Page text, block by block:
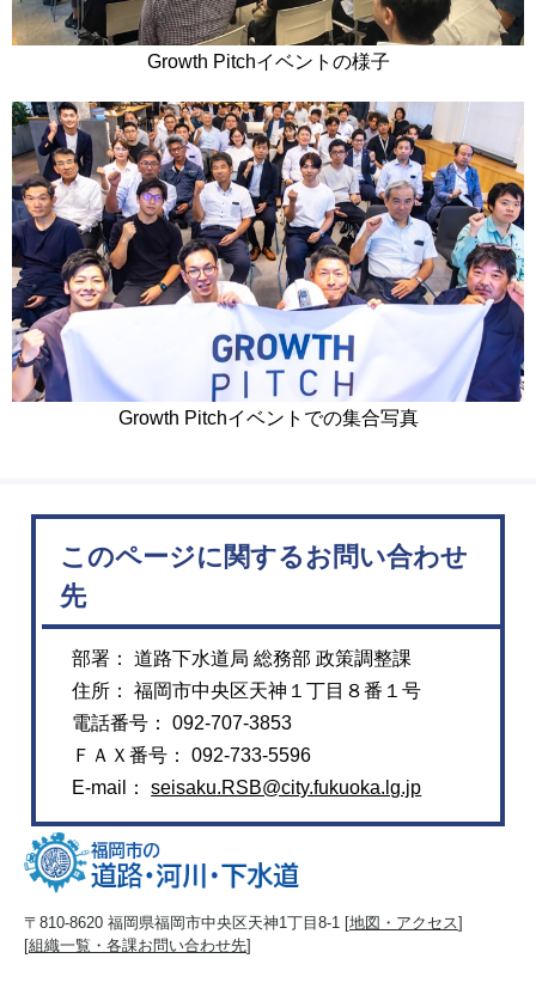
Growth Pitchイベントの様子
Growth Pitchイベントでの集合写真
このページに関するお問い合わせ
先
部署： 道路下水道局 総務部 政策調整課
住所： 福岡市中央区天神１丁目８番１号
電話番号： 092-707-3853
ＦＡＸ番号： 092-733-5596
E-mail：seisaku.RSB@city.fukuoka.lg.jp
〒810-8620 福岡県福岡市中央区天神1丁目8-1 [地図・アクセス]
[組織一覧・各課お問い合わせ先]